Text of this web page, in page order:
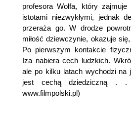
profesora Wolfa, który
istotami niezwykłymi, jednak
przeraża go. W drodze
miłość dziewczynie, okazuje
Po pierwszym kontakcie
Iza nabiera cech ludzkich.
ale po kilku latach wychodzi na
jest cechą dziedziczną . .
www.filmpolski.pl)